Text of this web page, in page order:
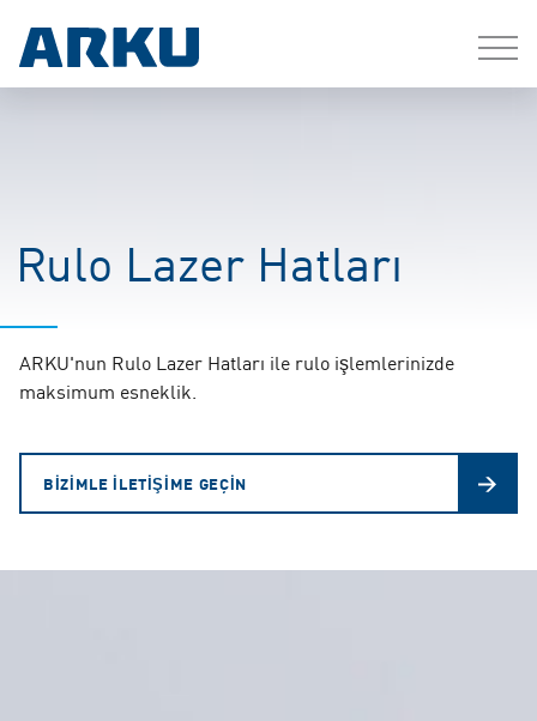
Rulo Lazer Hatları
ARKU'nun Rulo Lazer Hatları ile rulo işlemlerinizde
maksimum esneklik.
BIZIMLE ILETIŞIME GEÇIN